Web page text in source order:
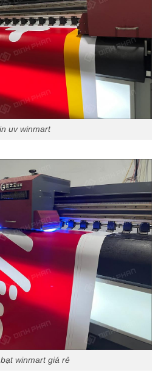
in uv winmart
winmart giá rẻ